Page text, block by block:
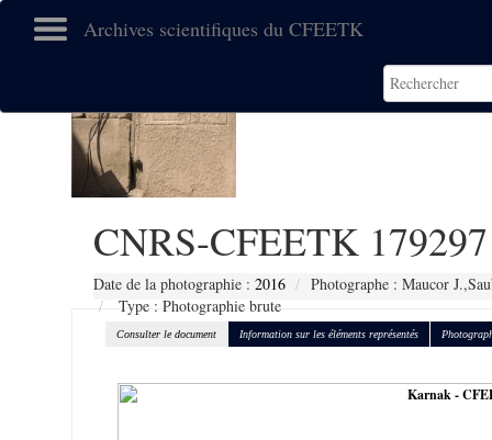
Archives scientifiques du CFEETK
CNRS-CFEETK 179297
Date de la photographie : 2016
Photographe : Maucor
Type : Photographie brute
Consulter le document Information sur les éléments représentés